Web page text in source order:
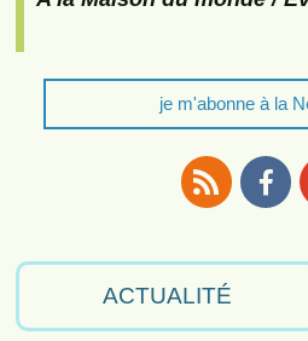
je m'abonne à la
ACTUALITÉ